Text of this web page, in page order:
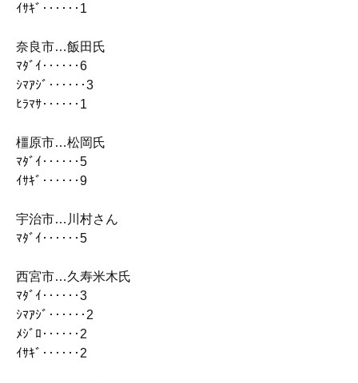
ｲｻｷﾞ‥‥‥1
奈良市…飯田氏
ﾏﾀﾞｲ‥‥‥6
ｼﾏｱｼﾞ‥‥‥3
ﾋﾗﾏｻ‥‥‥1
橿原市…松岡氏
ﾏﾀﾞｲ‥‥‥5
ｲｻｷﾞ‥‥‥9
宇治市…川村さん
ﾏﾀﾞｲ‥‥‥5
西宮市…久寿米木氏
ﾏﾀﾞｲ‥‥‥3
ｼﾏｱｼﾞ‥‥‥2
ﾒｼﾞﾛ‥‥‥2
ｲｻｷﾞ‥‥‥2